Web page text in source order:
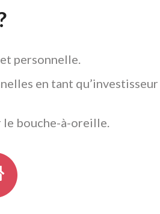
personnelle.
en tant
le bouche-à-oreille.